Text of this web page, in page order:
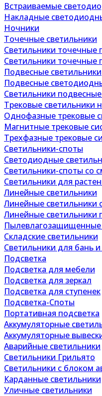
Встраиваемые
Накладные
Ночники
Точечные светильники
Светильники точечные
Светильники точечные
Подвесные светильники
Подвесные
Светильники
Трековые светильники
Однофазные трековые
Магнитные трековые
Трехфазные трековые
Светильники-споты
Светодиодные
Светильники-споты со
Светильники для
Линейные светильники
Линейные светильники
Линейные светильники
Пылевлагозащищенные
Складские светильники
Светильники для бань и
Подсветка
Подсветка для мебели
Подсветка для зеркал
Подсветка для ступенек
Подсветка-Споты
Портативная подсветка
Аккумуляторные
Аккумуляторные
Аварийные светильники
Светильники Грильято
Светильники с блоком
Карданные светильники
Уличные светильники